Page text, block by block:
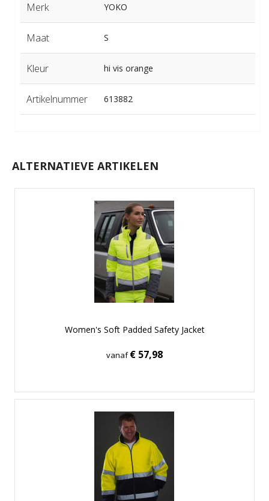
Merk YOKO
Maat S
Kleur hi vis orange
Artikelnummer 613882
ALTERNATIEVE ARTIKELEN
Women's Soft Padded Safety Jacket
vanaf€ 57,98